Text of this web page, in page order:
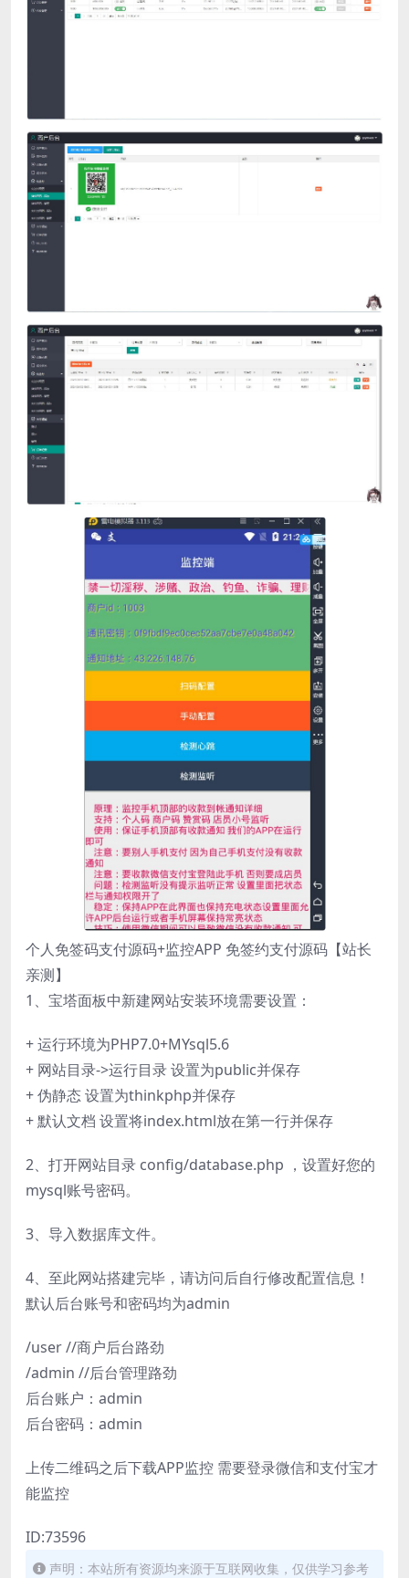
个人免签码支付源码+监控APP 免签约支付源码【站长
亲测】
1、宝塔面板中新建网站安装环境需要设置：
+ 运行环境为PHP7.0+MYsql5.6
+ 网站目录->运行目录 设置为public并保存
+ 伪静态 设置为thinkphp并保存
+ 默认文档 设置将index.html放在第一行并保存
2、打开网站目录 config/database.php ，设置好您的
mysql账号密码。
3、导入数据库文件。
4、至此网站搭建完毕，请访问后自行修改配置信息！
默认后台账号和密码均为admin
/user //商户后台路劲
/admin //后台管理路劲
后台账户：admin
后台密码：admin
上传二维码之后下载APP监控 需要登录微信和支付宝才
能监控
ID:73596
声明：本站所有资源均来源于互联网收集，仅供学习参考